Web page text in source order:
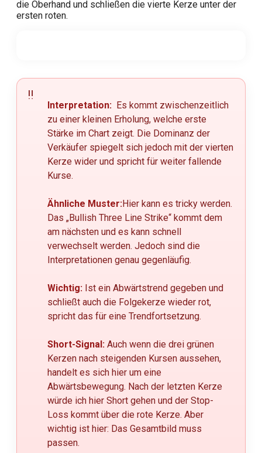
die Oberhand und schließen die vierte Kerze unter der
ersten roten.
Interpretation: Es kommt zwischenzeitlich
zu einer kleinen Erholung, welche erste
Stärke im Chart zeigt. Die Dominanz der
Verkäufer spiegelt sich jedoch mit der vierten
Kerze wider und spricht für weiter fallende
Kurse.
Ähnliche Muster:Hier kann es tricky werden.
Das „Bullish Three Line Strike“ kommt dem
am nächsten und es kann schnell
verwechselt werden. Jedoch sind die
Interpretationen genau gegenläufig.
Wichtig: Ist ein Abwärtstrend gegeben und
schließt auch die Folgekerze wieder rot,
spricht das für eine Trendfortsetzung.
Short-Signal: Auch wenn die drei grünen
Kerzen nach steigenden Kursen aussehen,
handelt es sich hier um eine
Abwärtsbewegung. Nach der letzten Kerze
würde ich hier Short gehen und der Stop-
Loss kommt über die rote Kerze. Aber
wichtig ist hier: Das Gesamtbild muss
passen.